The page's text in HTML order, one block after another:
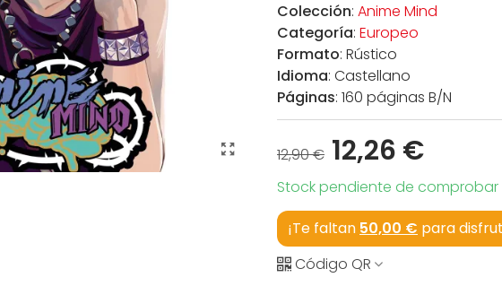
Colección: Anime Mind
Categoría: Europeo
Formato: Rústico
Idioma: Castellano
Páginas: 160 páginas B/N
12,90 € 12,26 €
Stock pendiente de comprobar
¡Te faltan 50,00 € para
Código QR